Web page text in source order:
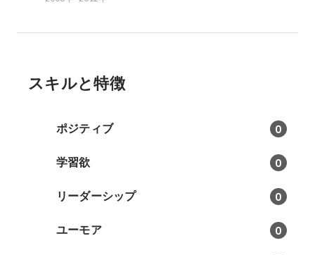
スキルと特徴
ポジティブ 0
学習欲 0
リーダーシップ 0
ユーモア 0